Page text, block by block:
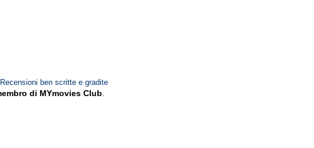
ben scritte e gradite
di MYmovies Club